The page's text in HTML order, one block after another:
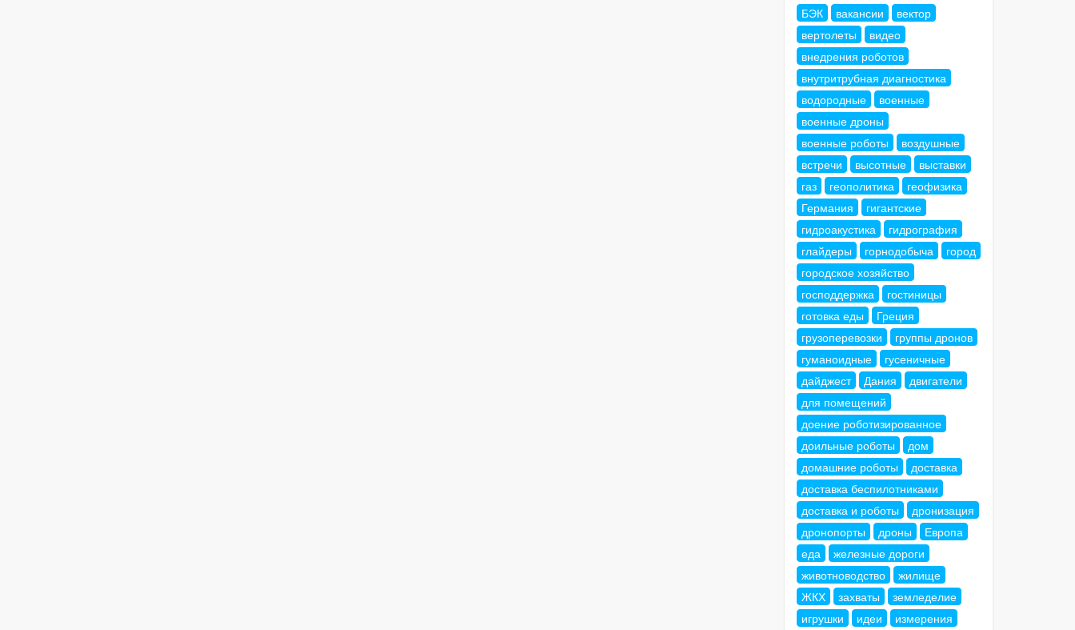
БЭК
вакансии
вектор
вертолеты
видео
внедрения роботов
внутритрубная диагностика
водородные
военные
военные дроны
военные роботы
воздушные
встречи
высотные
выставки
газ
геополитика
геофизика
Германия
гигантские
гидроакустика
гидрография
глайдеры
горнодобыча
город
городское хозяйство
господдержка
гостиницы
готовка еды
Греция
грузоперевозки
группы дронов
гуманоидные
гусеничные
дайджест
Дания
двигатели
для помещений
доение роботизированное
доильные роботы
дом
домашние роботы
доставка
доставка беспилотниками
доставка и роботы
дронизация
дронопорты
дроны
Европа
еда
железные дороги
животноводство
жилище
ЖКХ
захваты
земледелие
игрушки
идеи измерения